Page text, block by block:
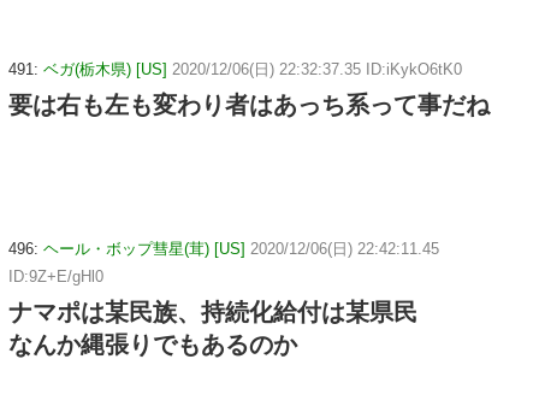
491: ベガ(栃木県) [US] 2020/12/06(日) 22:32:37.35 ID:iKykO6tK0
要は右も左も変わり者はあっち系って事だね
496: ヘール・ボップ彗星(茸) [US] 2020/12/06(日) 22:42:11.45
ID:9Z+E/gHl0
ナマポは某民族、持続化給付は某県民
なんか縄張りでもあるのか